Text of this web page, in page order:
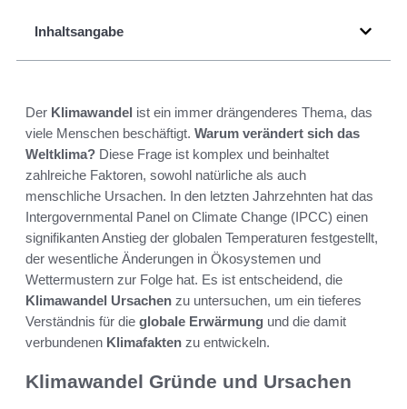
Inhaltsangabe
Der Klimawandel ist ein immer drängenderes Thema, das
viele Menschen beschäftigt. Warum verändert sich das
Weltklima? Diese Frage ist komplex und beinhaltet
zahlreiche Faktoren, sowohl natürliche als auch
menschliche Ursachen. In den letzten Jahrzehnten hat das
Intergovernmental Panel on Climate Change (IPCC) einen
signifikanten Anstieg der globalen Temperaturen festgestellt,
der wesentliche Änderungen in Ökosystemen und
Wettermustern zur Folge hat. Es ist entscheidend, die
Klimawandel Ursachen zu untersuchen, um ein tieferes
Verständnis für die globale Erwärmung und die damit
verbundenen Klimafakten zu entwickeln.
Klimawandel Gründe und Ursachen